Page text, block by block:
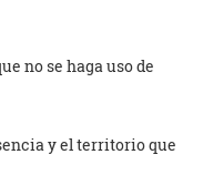
no se haga uso de
y el territorio que